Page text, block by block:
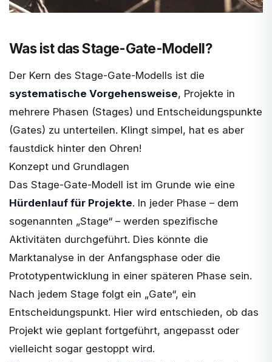
Was ist das Stage-Gate-Modell?
Der Kern des Stage-Gate-Modells ist die
systematische Vorgehensweise, Projekte in
mehrere Phasen (Stages) und Entscheidungspunkte
(Gates) zu unterteilen. Klingt simpel, hat es aber
faustdick hinter den Ohren!
Konzept und Grundlagen
Das Stage-Gate-Modell ist im Grunde wie eine
Hürdenlauf für Projekte. In jeder Phase – dem
sogenannten „Stage“ – werden spezifische
Aktivitäten durchgeführt. Dies könnte die
Marktanalyse in der Anfangsphase oder die
Prototypentwicklung in einer späteren Phase sein.
Nach jedem Stage folgt ein „Gate“, ein
Entscheidungspunkt. Hier wird entschieden, ob das
Projekt wie geplant fortgeführt, angepasst oder
vielleicht sogar gestoppt wird.